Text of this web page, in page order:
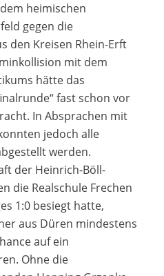
heimischen
gegen die
den Kreisen Rhein-Erft
mit dem
hätte das
fast schon vor
In Absprachen mit
jedoch alle
werden.
der Heinrich-Böll-
die Realschule Frechen
1:0 besiegt hatte,
aus Düren mindestens
auf ein
Ohne die